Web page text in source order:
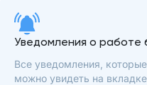
Уведомления о работе
Все уведомления,
можно увидеть на